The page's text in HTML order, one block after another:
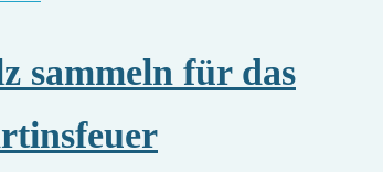
sammeln für das